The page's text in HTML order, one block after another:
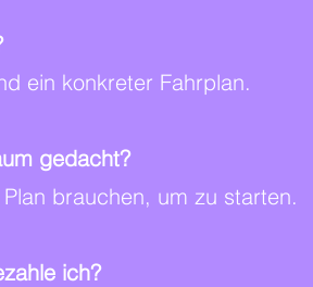
ein konkreter Fahrplan.
gedacht?
brauchen, um zu starten.
ich?